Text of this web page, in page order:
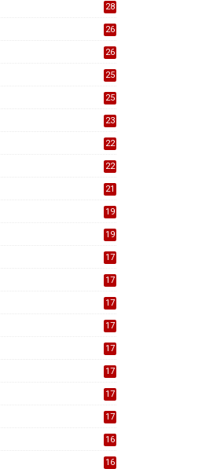
28
26
26
25
25
23
22
22
21
19
19
17
17
17
17
17
17
17
17
16
16